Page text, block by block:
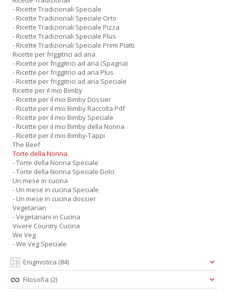
- Ricette Tradizionali Speciale
- Ricette Tradizionali Speciale Orto
- Ricette Tradizionali Speciale Pizza
- Ricette Tradizionali Speciale Plus
- Ricette Tradizionali Speciale Primi Piatti
Ricette per friggitrici ad aria
- Ricette per friggitrici ad aria (Spagna)
- Ricette per friggitrici ad aria Plus
- Ricette per friggitrici ad aria Speciale
Ricette per il mio Bimby
- Ricette per il mio Bimby Dossier
- Ricette per il mio Bimby Raccolta Pdf
- Ricette per il mio Bimby Speciale
- Ricette per il mio Bimby della Nonna
- Ricette per il mio Bimby-Tappi
The Beef
Torte della Nonna
- Torte della Nonna Speciale
- Torte della Nonna Speciale Dolci
Un mese in cucina
- Un mese in cucina Speciale
- Un mese in cucina dossier
Vegetarian
- Vegetariani in Cucina
Vivere Country Cucina
We Veg
- We Veg Speciale
Enigmistica (84)
Filosofia (2)